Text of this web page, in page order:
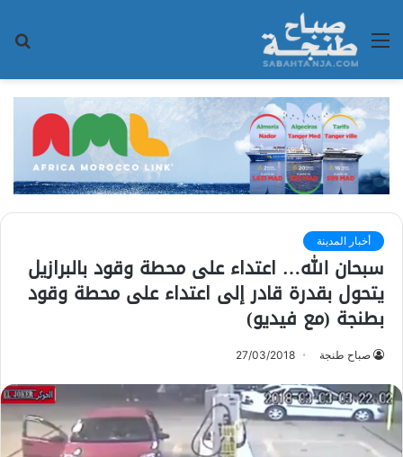
القائمة
أخبار المدينة
سبحان الله… اعتداء على محطة وقود بالبرازيل
يتحول بقدرة قادر إلى اعتداء على محطة وقود
بطنجة (مع فيديو)
صباح طنجة 27/03/2018